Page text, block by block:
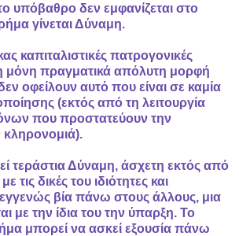
υπόβαθρο δεν εμφανίζεται στο
γίνεται Δύναμη.
καπιταλιστικές πατρογονικές
η μόνη πραγματικά απόλυτη μορφή
οφείλουν αυτό που είναι σε καμία
(εκτός από τη λειτουργία
που προστατεύουν την
κληρονομιά).
τεράστια Δύναμη, άσχετη εκτός από
τις δικές του ιδιότητες και
βία πάνω στους άλλους, μια
με την ίδια του την ύπαρξη. Το
μπορεί να ασκεί εξουσία πάνω